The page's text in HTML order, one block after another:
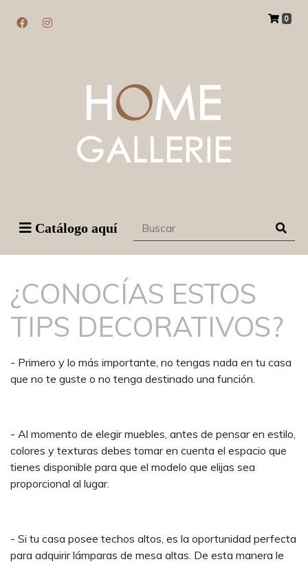
0
Catálogo aquí
¿CONOCÍAS ESTOS
TIPS DECORATIVOS?
- Primero y lo más importante, no tengas nada en tu casa
que no te guste o no tenga destinado una función.
- Al momento de elegir muebles, antes de pensar en estilo,
colores y texturas debes tomar en cuenta el espacio que
tienes disponible para que el modelo que elijas sea
proporcional al lugar.
- Si tu casa posee techos altos, es la oportunidad perfecta
para adquirir lámparas de mesa altas. De esta manera le